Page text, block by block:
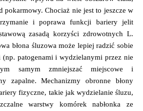
pokarmowy. Chociaż nie jest to jeszcze w
i poprawa funkcji bariery jelit
zasadą korzyści zdrowotnych L.
błona śluzowa może lepiej radzić sobie
(np. patogenami i wydzielanymi przez nie
samym zmniejszać miejscowe i
zapalne. Mechanizmy obronne błony
fizyczne, takie jak wydzielanie śluzu,
warstwy komórek nabłonka ze